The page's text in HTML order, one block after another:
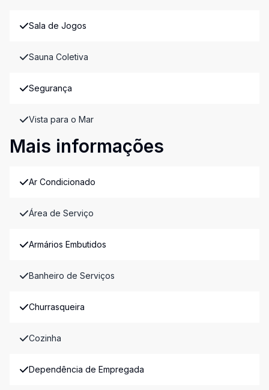
Sala de Jogos
Sauna Coletiva
Segurança
Vista para o Mar
Mais informações
Ar Condicionado
Área de Serviço
Armários Embutidos
Banheiro de Serviços
Churrasqueira
Cozinha
Dependência de Empregada